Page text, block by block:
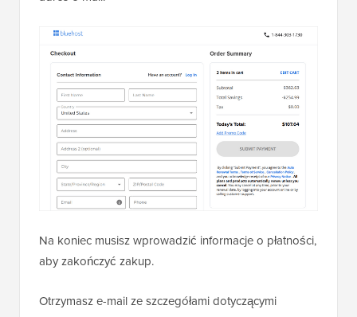
Na koniec musisz wprowadzić informacje o płatności,
aby zakończyć zakup.
Otrzymasz e-mail ze szczegółami dotyczącymi